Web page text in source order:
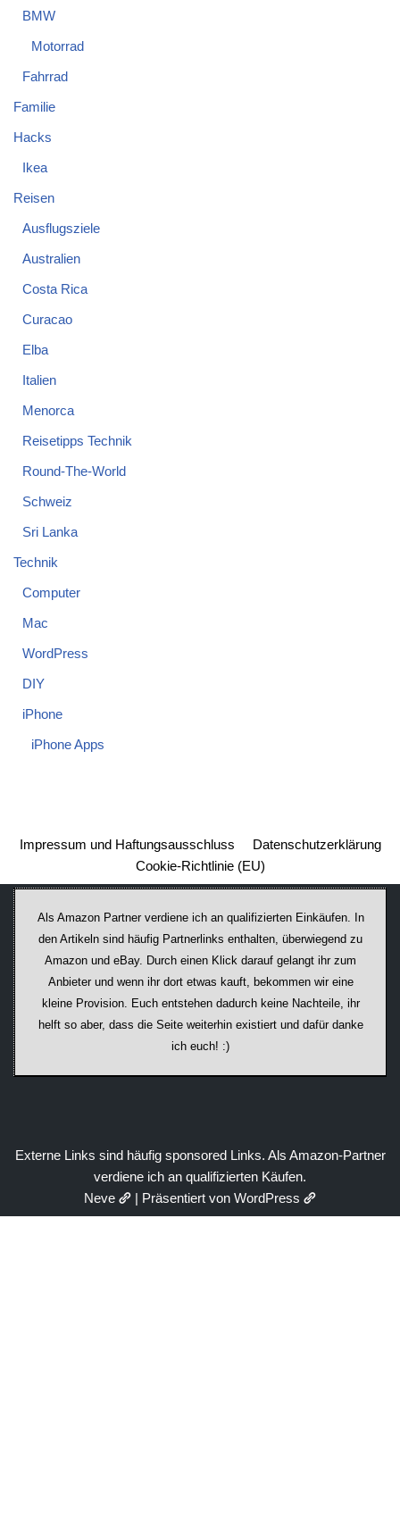
BMW
Motorrad
Fahrrad
Familie
Hacks
Ikea
Reisen
Ausflugsziele
Australien
Costa Rica
Curacao
Elba
Italien
Menorca
Reisetipps Technik
Round-The-World
Schweiz
Sri Lanka
Technik
Computer
Mac
WordPress
DIY
iPhone
iPhone Apps
Impressum und Haftungsausschluss
Datenschutzerklärung
Cookie-Richtlinie (EU)
Als Amazon Partner verdiene ich an qualifizierten Einkäufen. In
den Artikeln sind häufig Partnerlinks enthalten, überwiegend zu
Amazon und eBay. Durch einen Klick darauf ge­lan­gt ihr zum
Anbieter und wenn ihr dort etwas kauft, bekommen wir ei­ne
kleine Provision. Euch entstehen dadurch keine Nachteile, ihr
helft so aber, dass die Seite weiterhin existiert und dafür danke
ich euch! :)
Externe Links sind häufig sponsored Links. Als Amazon-Partner
verdiene ich an qualifizierten Käufen.
Neve
| Präsentiert von WordPress